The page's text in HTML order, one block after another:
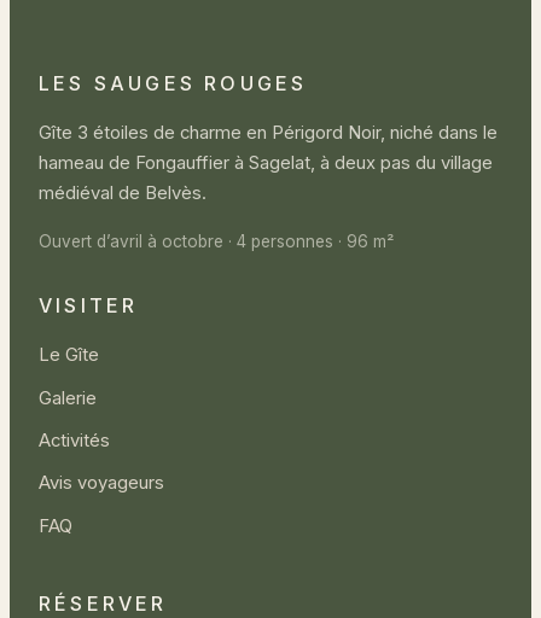
LES SAUGES ROUGES
Gîte 3 étoiles de charme en Périgord Noir, niché dans le
hameau de Fongauffier à Sagelat, à deux pas du village
médiéval de Belvès.
Ouvert d’avril à octobre · 4 personnes · 96 m²
VISITER
Le Gîte
Galerie
Activités
Avis voyageurs
FAQ
RÉSERVER